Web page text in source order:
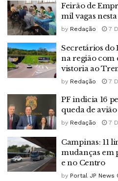
Feirão de
mil vagas
by Redação 7
Secretários do
na região com
vistoria ao
by Redação 7
PF indicia 16
queda de
by Redação 7
Campinas: 11
mudanças em
e no Centro
by Portal JP News